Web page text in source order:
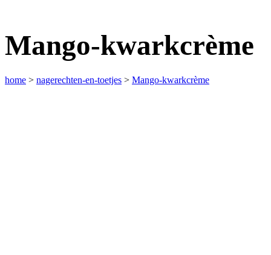
Mango-kwarkcrème
home > nagerechten-en-toetjes > Mango-kwarkcrème